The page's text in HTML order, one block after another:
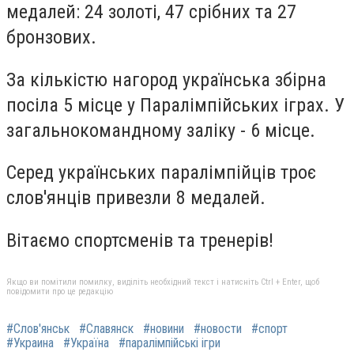
медалей: 24 золоті, 47 срібних та 27
бронзових.
За кількістю нагород українська збірна
посіла 5 місце у Паралімпійських іграх. У
загальнокомандному заліку - 6 місце.
Серед українських паралімпійців троє
слов'янців привезли 8 медалей.
Вітаємо спортсменів та тренерів!
Якщо ви помітили помилку, виділіть необхідний текст і натисніть Ctrl + Enter, щоб
повідомити про це редакцію
#Слов'янськ #Славянск #новини #новости
#спорт
#Украина
#Україна #паралімпійські ігри